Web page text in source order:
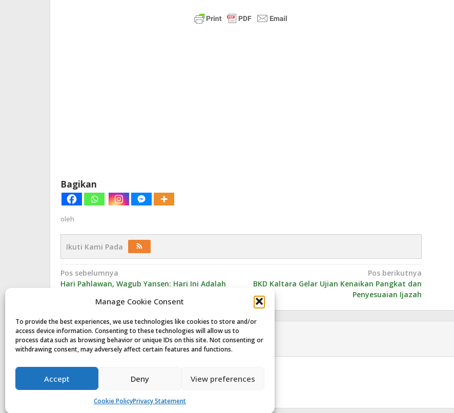
Manage Cookie Consent
To provide the best experiences, we use technologies like cookies to store and/or
access device information. Consenting to these technologies will allow us to
process data such as browsing behavior or unique IDs on this site. Not consenting or
withdrawing consent, may adversely affect certain features and functions.
Accept Deny View preferences
Cookie PolicyPrivacy Statement
Bagikan
oleh
Ikuti Kami Pada
Navigasi
pos
Pos sebelumnya
Hari Pahlawan, Wagub Yansen: Hari Ini Adalah
Pos berikutnya
BKD Kaltara Gelar Ujian Kenaikan Pangkat dan
Penyesuaian Ijazah
Komentar
Tinggalkan Balasan
Anda harus untuk berkomentar.